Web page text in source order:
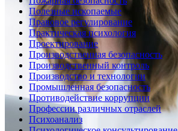
Полезные ископаемые
Правовое регулирование
Практическая психология
Проектирование
Производственная безопасность
Производственный контроль
Производство и технологии
Промышленная безопасность
Противодействие коррупции
Профессии различных отраслей
Психоанализ